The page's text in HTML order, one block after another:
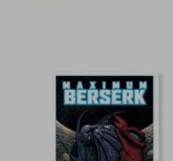
15%
dcto.